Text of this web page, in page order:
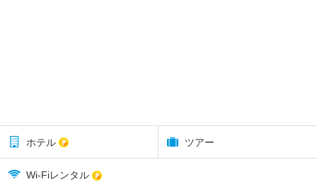
ホテル ツアー
Wi-Fiレンタル